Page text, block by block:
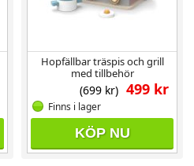
Hopfällbar träspis och grill
med tillbehör
499 kr
(699 kr)
Finns i lager
KÖP NU